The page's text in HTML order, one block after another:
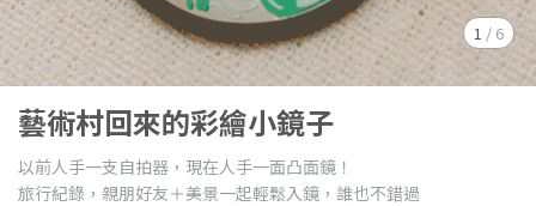
1 / 6
藝術村回來的彩繪小鏡子
以前人手一支自拍器，現在人手一面凸面鏡！
旅行紀錄，親朋好友＋美景一起輕鬆入鏡，誰也不錯過